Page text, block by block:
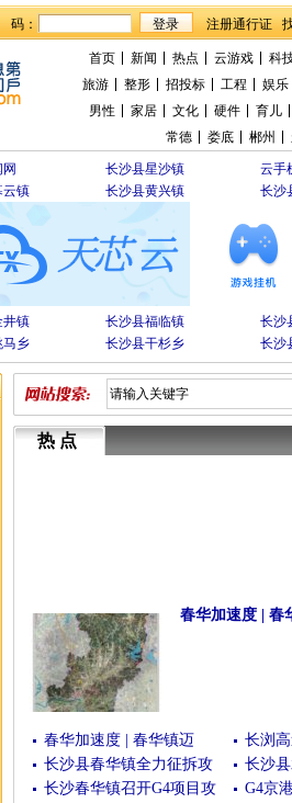
码：
首页 新闻 热点 云游戏
科
旅游
整形 招投标 工程
娱乐
男性
家居 文化 硬件
育儿
常德
娄底 郴州
长沙县星沙镇
云手
云镇
长沙县黄兴镇 长沙
井镇 长沙县福临镇
长沙
马乡
长沙县干杉乡 长沙
热点
春华加速度 | 春
春华加速度 | 春华镇迈
长沙县春华镇全力征拆攻
长沙春华镇召开G4项目攻
长浏
长沙
G4京